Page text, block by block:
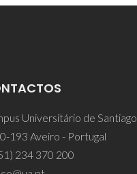
Universitário de Santiago
193 Aveiro - Portugal
234 370 200